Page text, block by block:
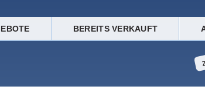
BEREITS VERKAUFT